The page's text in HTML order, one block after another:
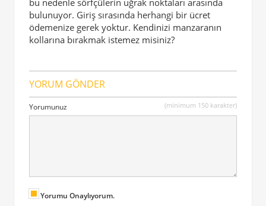
bu nedenle sörfçülerin uğrak noktaları arasında
bulunuyor. Giriş sırasında herhangi bir ücret
ödemenize gerek yoktur. Kendinizi manzaranın
kollarına bırakmak istemez misiniz?
YORUM GÖNDER
Yorumunuz (minimum 150 karakter)
Yorumu Onaylıyorum.